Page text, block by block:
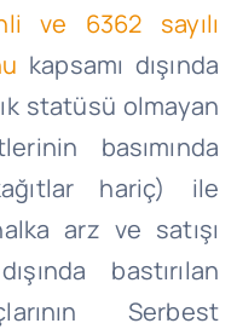
ve 6362 sayılı
kapsamı dışında
statüsü olmayan
basımında
hariç) ile
arz ve satışı
bastırılan
Serbest